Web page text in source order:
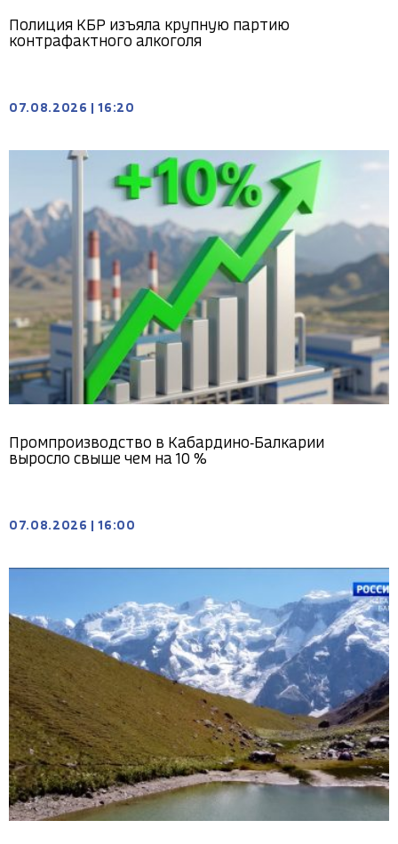
Полиция КБР изъяла крупную партию
контрафактного алкоголя
07.08.2026 16:20
Промпроизводство в Кабардино‑Балкарии
выросло свыше чем на 10 %
07.08.2026 16:00